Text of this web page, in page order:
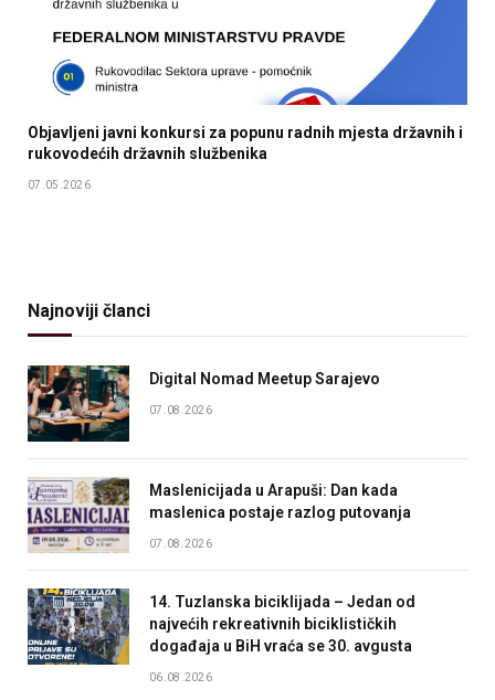
Objavljeni javni konkursi za popunu radnih mjesta državnih i
rukovodećih državnih službenika
07.05.2026
Najnoviji članci
Digital Nomad Meetup Sarajevo
07.08.2026
Maslenicijada u Arapuši: Dan kada
maslenica postaje razlog putovanja
07.08.2026
14. Tuzlanska biciklijada – Jedan od
najvećih rekreativnih biciklističkih
događaja u BiH vraća se 30. avgusta
06.08.2026